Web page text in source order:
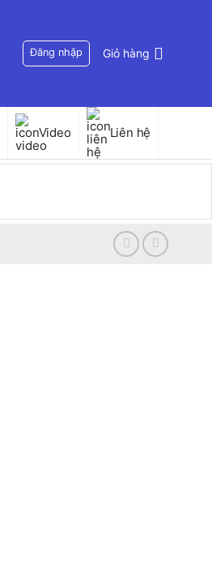
Đăng nhập Giỏ hàng
Video Liên hệ